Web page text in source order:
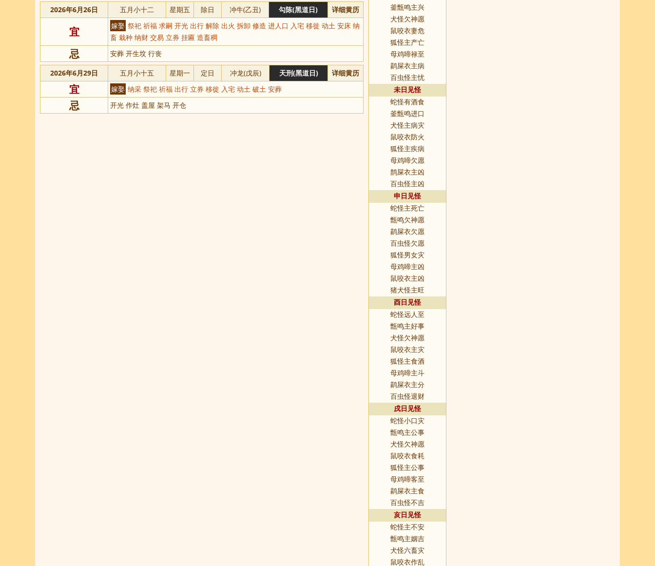
2026年6月26日 五月小十二 星期五 除日 冲牛(乙丑) 勾陈(黑道日) 详细黄历
宜 嫁娶 祭祀 祈福 求嗣 开光 出行 解除 出火 拆卸 修造 进人口 入宅 移徙 动土 安床 纳
畜 栽种 纳财 交易 立券 挂匾 造畜稠
忌 安葬 开生坟 行丧
2026年6月29日 五月小十五 星期一 定日 冲龙(戊辰) 天刑(黑道日) 详细黄历
宜 嫁娶 纳采 祭祀 祈福 出行 立券 移徙 入宅 动土 破土 安葬
忌 开光 作灶 盖屋 架马 开仓
釜甑鸣主兴
犬怪欠神愿
鼠咬衣妻危
狐怪主产亡
母鸡啼禄至
鹋屎衣主病
百虫怪主忧
未日见怪
蛇怪有酒食
釜甑鸣进口
犬怪主病灾
鼠咬衣防火
狐怪主疾病
母鸡啼欠愿
鹊屎衣主凶
百虫怪主凶
申日见怪
蛇怪主死亡
甑鸣欠神愿
鹋屎衣欠愿
百虫怪欠愿
狐怪男女灾
母鸡啼主凶
鼠咬衣主凶
猪犬怪主旺
酉日见怪
蛇怪远人至
甑鸣主好事
犬怪欠神愿
鼠咬衣主灾
狐怪主食酒
母鸡啼主斗
鹋屎衣主分
百虫怪退财
戌日见怪
蛇怪小口灾
甑鸣主公事
犬怪欠神愿
鼠咬衣食耗
狐怪主公事
母鸡啼客至
鹋屎衣主食
百虫怪不吉
亥日见怪
蛇怪主不安
甑鸣主姻吉
犬怪六畜灾
鼠咬衣作乱